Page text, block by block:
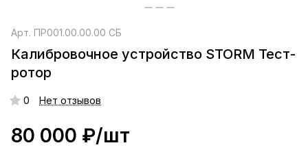
Арт. ПР001.00.00.00 СБ
Калибровочное устройство STORM Тест-
ротор
0 Нет отзывов
80 000 ₽/шт